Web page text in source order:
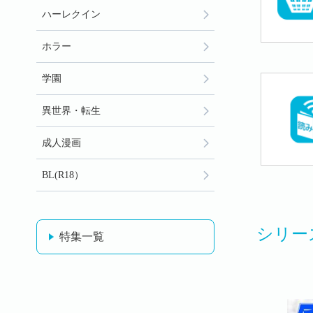
シリー
ハーレクイン
ホラー
学園
異世界・転生
成人漫画
BL(R18）
特集一覧